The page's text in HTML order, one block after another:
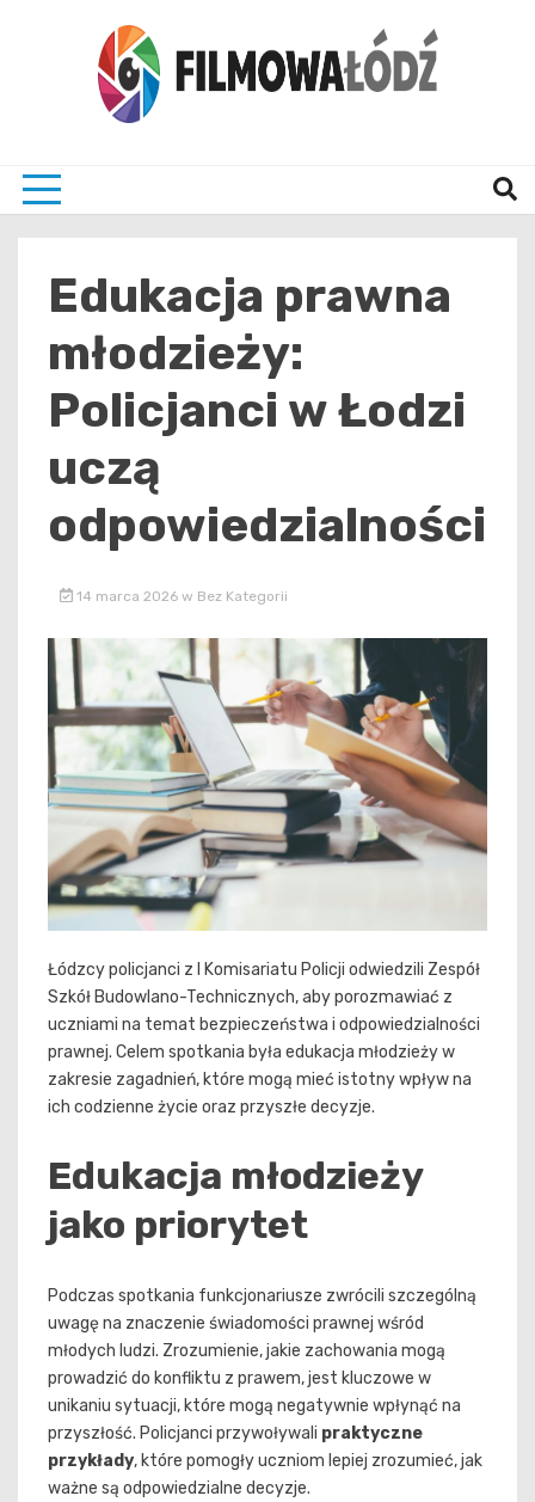
Edukacja prawna
młodzieży:
Policjanci w Łodzi
uczą
odpowiedzialności
14 marca 2026 w Bez Kategorii
Łódzcy policjanci z I Komisariatu Policji odwiedzili Zespół
Szkół Budowlano-Technicznych, aby porozmawiać z
uczniami na temat bezpieczeństwa i odpowiedzialności
prawnej. Celem spotkania była edukacja młodzieży w
zakresie zagadnień, które mogą mieć istotny wpływ na
ich codzienne życie oraz przyszłe decyzje.
Edukacja młodzieży
jako priorytet
Podczas spotkania funkcjonariusze zwrócili szczególną
uwagę na znaczenie świadomości prawnej wśród
młodych ludzi. Zrozumienie, jakie zachowania mogą
prowadzić do konfliktu z prawem, jest kluczowe w
unikaniu sytuacji, które mogą negatywnie wpłynąć na
przyszłość. Policjanci przywoływali praktyczne
przykłady, które pomogły uczniom lepiej zrozumieć, jak
ważne są odpowiedzialne decyzje.